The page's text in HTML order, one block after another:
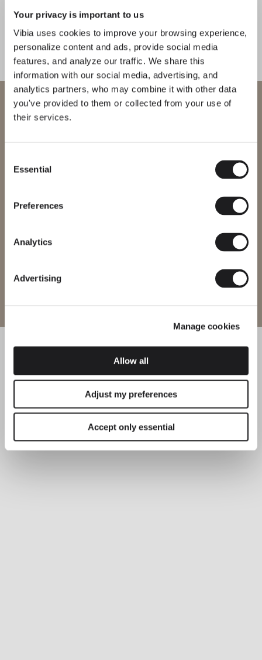
Your privacy is important to us
Vibia uses cookies to improve your browsing experience,
personalize content and ads, provide social media
features, and analyze our traffic. We share this
information with our social media, advertising, and
analytics partners, who may combine it with other data
you've provided to them or collected from your use of
their services.
Selection
Essential
Preferences
Analytics
Advertising
Manage cookies
Allow all
Adjust my preferences
Accept only essential
COMPLÉTEZ VOTRE AMBIANCE
Bind solo
PLAFONNIERS
Top
PLAFONNIERS
SOLUTIONS D'ÉCLAIRAGE
Bienvenue chez Vibia
Veuillez sélectionner le site web correspondant à votre région afin
certifications de sécurité locales. Notez que certains produits
peuvent ne pas être disponibles dans toutes les régions.